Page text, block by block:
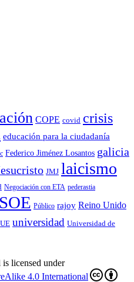
COPE covid crisis
educación para la ciudadaní­a
Federico Jiménez Losantos galicia
JMJ laicismo
Negociación con ETA pederastia
Público rajoy Reino Unido
UE universidad Universidad de
is licensed under
4.0 International